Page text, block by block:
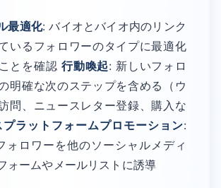
最適化: バイオとバイオ内のリンク
いるフォロワーのタイプに最適化
とを確認行動喚起: 新しいフォロ
明確な次のステップを含める（ウ
問、ニュースレター登録、購入な
プラットフォームプロモーション:
ォロワーを他のソーシャルメディ
ォームやメールリストに誘導